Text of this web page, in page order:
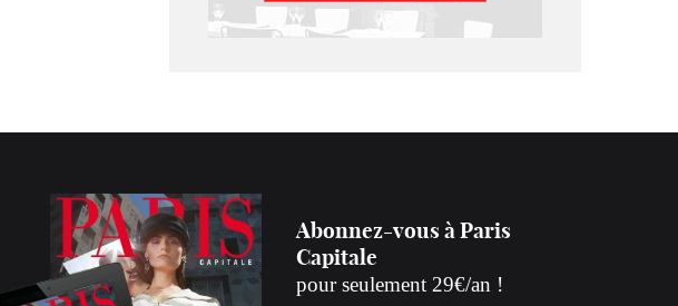
Abonnez-vous à Paris
Capitale
pour seulement 29€/an !